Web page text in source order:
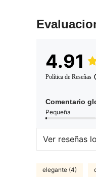
4.91
Política de Reseñas
Comentario
Pequeña
Ver reseñas
elegante (4)